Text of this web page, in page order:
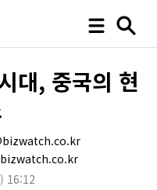
대, 중국의 현
16:12